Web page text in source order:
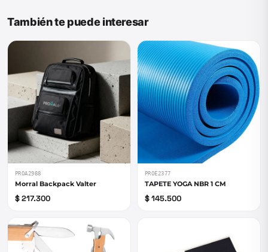
También te puede interesar
PROA2988
Morral Backpack Valter
$ 217.300
PROE2377
TAPETE YOGA NBR 1 CM
$ 145.500